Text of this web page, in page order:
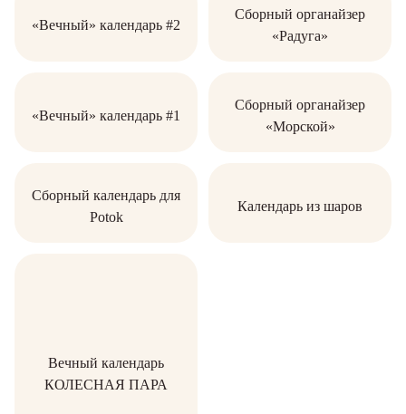
«Вечный» календарь #2
Сборный органайзер
«Радуга»
«Вечный» календарь #1
Сборный органайзер
«Морской»
Сборный календарь для
Potok
Календарь из шаров
Вечный календарь
КОЛЕСНАЯ ПАРА